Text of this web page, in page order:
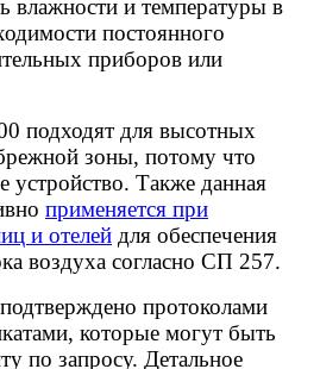
влажности и температуры в
постоянного
приборов или
подходят для высотных
зоны, потому что
устройство. Также данная
применяется при
и отелей для обеспечения
воздуха согласно СП 257.
протоколами
которые могут быть
по запросу. Детальное